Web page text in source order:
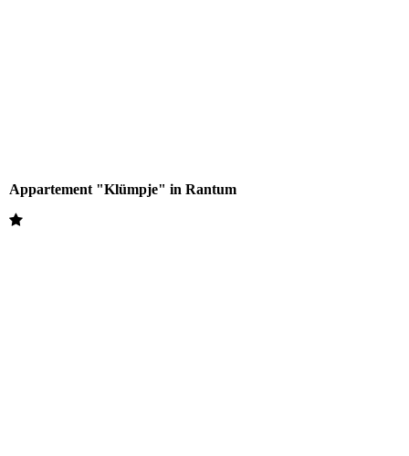
Appartement "Klümpje" in Rantum